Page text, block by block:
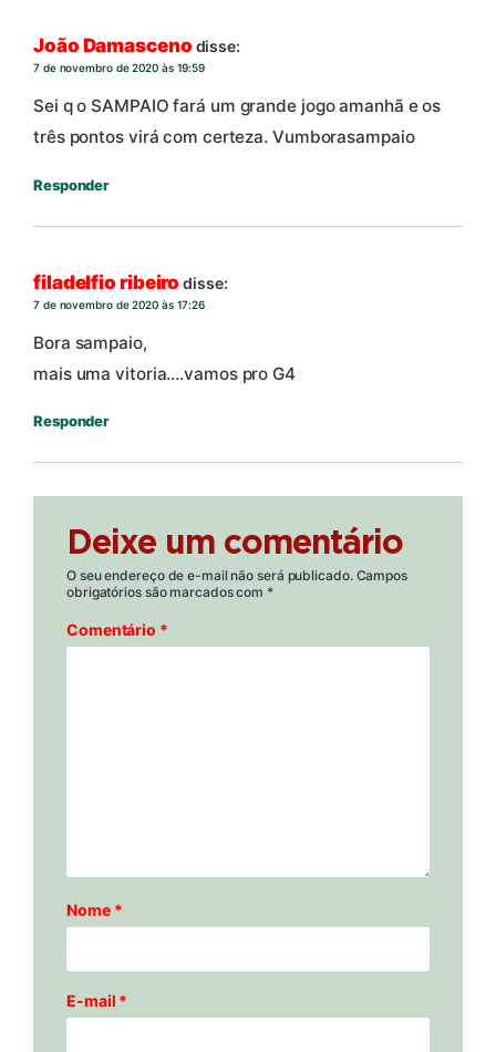
João Damasceno disse:
7 de novembro de 2020 às 19:59
Sei q o SAMPAIO fará um grande jogo amanhã e os
três pontos virá com certeza. Vumborasampaio
Responder
filadelfio ribeiro disse:
7 de novembro de 2020 às 17:26
Bora sampaio,
mais uma vitoria….vamos pro G4
Responder
Deixe um comentário
O seu endereço de e-mail não será publicado. Campos
obrigatórios são marcados com *
Comentário *
Nome *
E-mail *